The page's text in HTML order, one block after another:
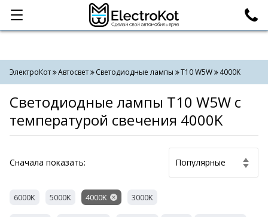
Категории Поиск
ЭлектроКот Автосвет Светодиодные лампы T10 W5W 4000K
Светодиодные лампы T10 W5W с
температурой свечения 4000K
Cначала показать:
6000K 5000K 4000K 3000K